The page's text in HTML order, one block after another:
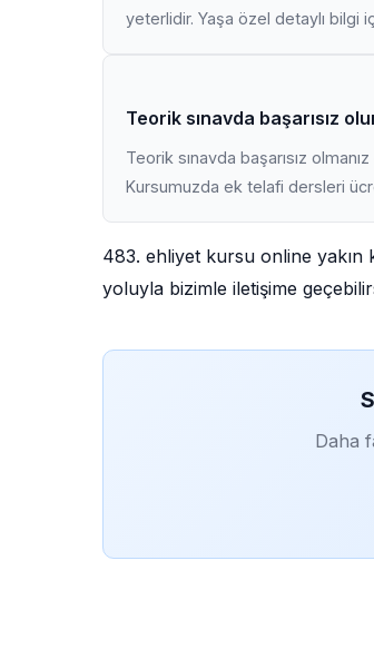
yeterlidir. Yaşa özel detaylı bilgi
Teorik sınavda başarısız
Teorik sınavda başarısız
Kursumuzda ek telafi dersleri
483. ehliyet kursu online
yoluyla bizimle iletişime
Daha